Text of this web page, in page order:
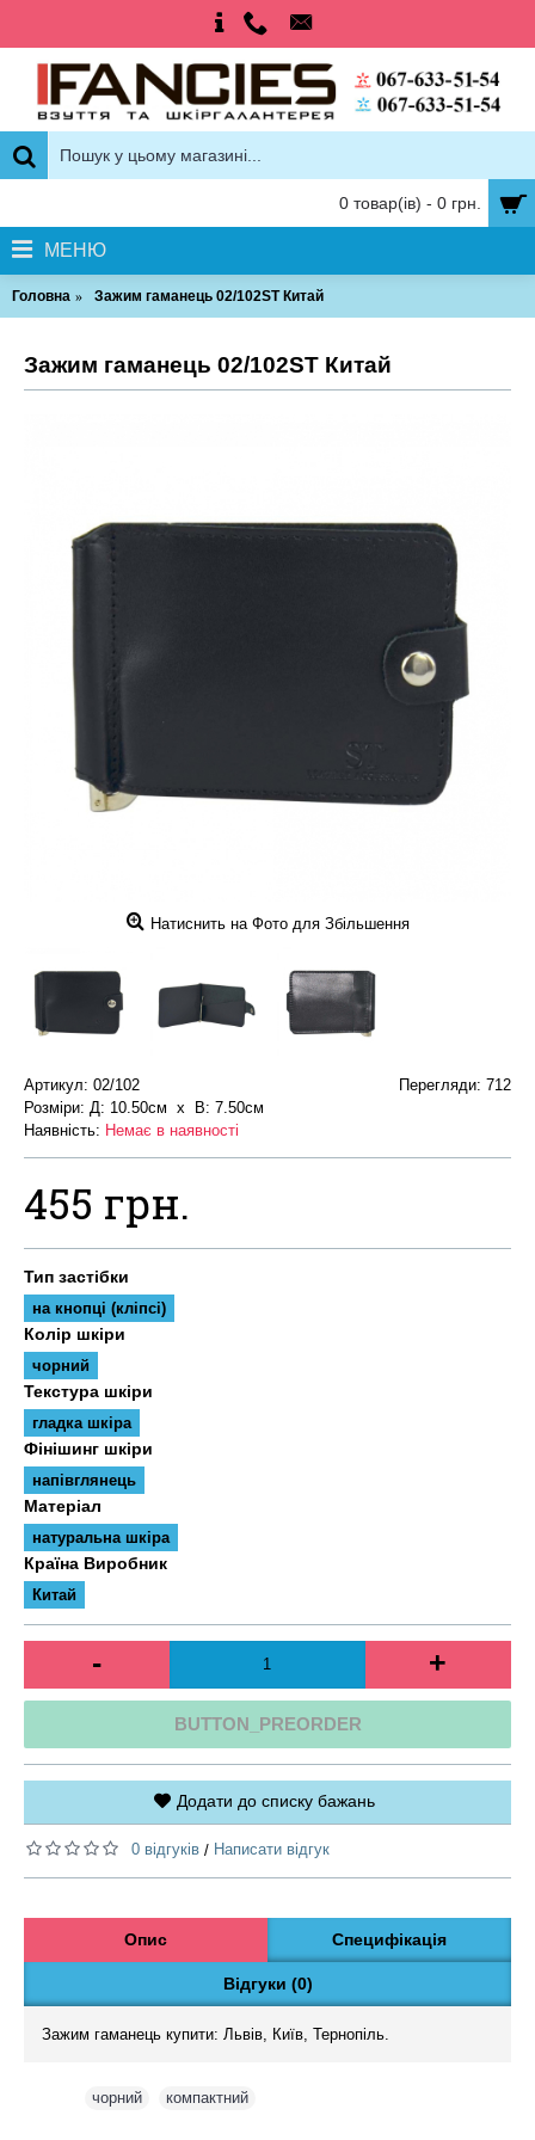
0 товар(ів) - 0 грн.
МЕНЮ
Головна Зажим гаманець 02/102ST Китай
Зажим гаманець 02/102ST Китай
Натиснить на Фото для Збільшення
Перегляди: 712
Артикул: 02/102
Розміри: Д: 10.50см х В: 7.50см
Наявність: Немає в наявності
455 грн.
Тип застібки
на кнопці (кліпсі)
Колір шкіри
чорний
Текстура шкіри
гладка шкіра
Фінішинг шкіри
напівглянець
Матеріал
натуральна шкіра
Країна Виробник
Китай
- +
BUTTON_PREORDER
Додати до списку бажань
0 відгуків / Написати відгук
Опис Специфікація
Відгуки (0)
Зажим гаманець купити: Львів, Київ, Тернопіль.
чорний компактний